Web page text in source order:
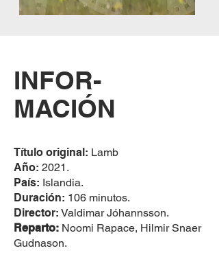
INFOR-
MACIÓN
Título original: Lamb
Año: 2021.
País: Islandia.
Duración: 106 minutos.
Director: Valdimar Jóhannsson.
Reparto: Noomi Rapace, Hilmir Snaer
Gudnason.